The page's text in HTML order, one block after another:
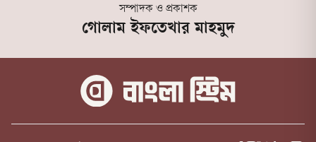
সম্পাদক ও প্রকাশক
গোলাম ইফতেখার মাহমুদ